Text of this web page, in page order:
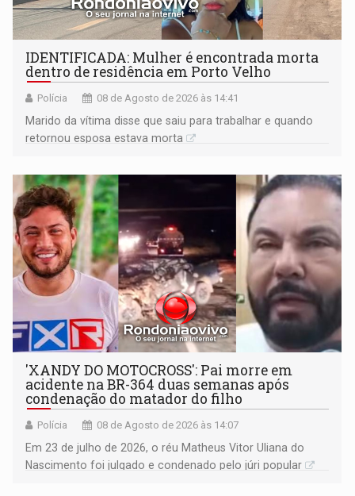
IDENTIFICADA: Mulher é encontrada morta
dentro de residência em Porto Velho
Polícia 08 de Agosto de 2026 às 14:41
Marido da vítima disse que saiu para trabalhar e quando
retornou esposa estava morta
'XANDY DO MOTOCROSS': Pai morre em
acidente na BR-364 duas semanas após
condenação do matador do filho
Polícia 08 de Agosto de 2026 às 14:07
Em 23 de julho de 2026, o réu Matheus Vitor Uliana do
Nascimento foi julgado e condenado pelo júri popular